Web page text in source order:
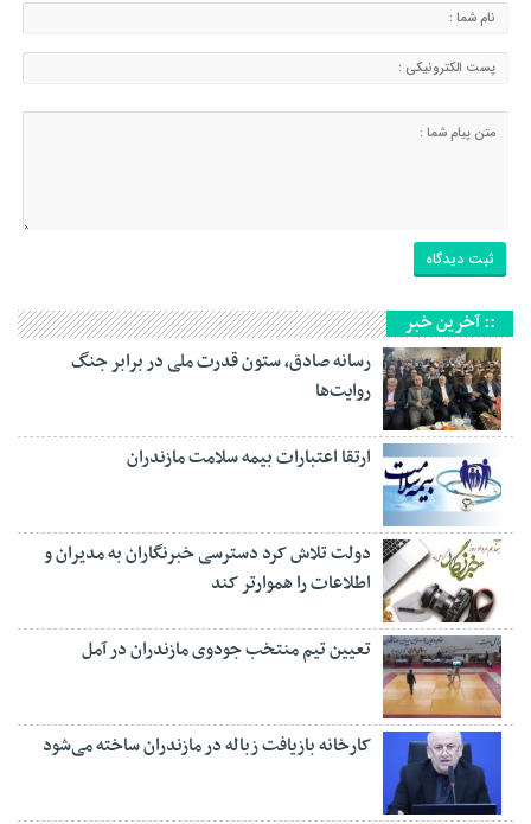
:: آخرین خبر
رسانه‌ صادق، ستون قدرت ملی در برابر جنگ
روایت‌ها
ارتقا اعتبارات بیمه سلامت مازندران
دولت تلاش کرد دسترسی خبرنگاران به مدیران و
اطلاعات را هموارتر کند
تعیین تیم منتخب جودوی مازندران در آمل
کارخانه بازیافت زباله در مازندران ساخته می‌شود